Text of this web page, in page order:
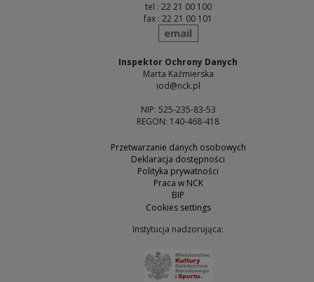
tel : 22 21 00 100
fax : 22 21 00 101
send
email
Inspektor Ochrony Danych
Marta Kaźmierska
iod@nck.pl
NIP: 525-235-83-53
REGON: 140-468-418
Przetwarzanie danych osobowych
Deklaracja dostępności
Polityka prywatności
Praca w NCK
BIP
Cookies settings
Instytucja nadzorująca: